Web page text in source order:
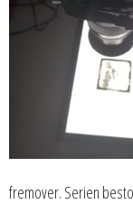
fremover. Serien